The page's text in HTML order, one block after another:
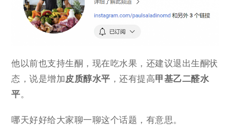
他以前也支持生酮，现在吃水果，还建议退出生酮状
态，说是增加皮质醇水平 ，还有提高甲基乙二醛水
平。
哪天好好给大家聊一聊这个话题，有意思。